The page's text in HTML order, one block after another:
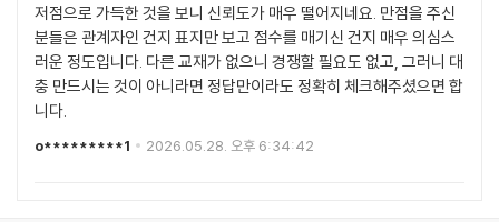
저점으로 가득한 것을 보니 신뢰도가 매우 떨어지네요. 만점을 주신
분들은 관계자인 건지 표지만 보고 점수를 매기신 건지 매우 의심스
러운 정도입니다. 다른 교재가 없으니 경쟁할 필요도 없고, 그러니 대
충 만드시는 것이 아니라면 정답만이라도 정확히 체크해주셨으면 합
니다.
o*********1 2026.05.28. 오후 6:34:42